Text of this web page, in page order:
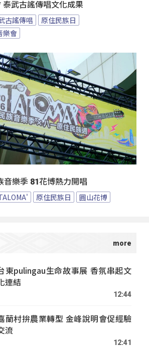
泰武古謠傳唱文化成果
古謠傳唱
原住民族日
樂會
音樂季 81花博熱力開唱
原住民族日 圓山花博
東pulingau生命故事展 香氛串起文
連結
12:44
蘭村拚農業轉型 金峰說明會促經驗
流
12:41